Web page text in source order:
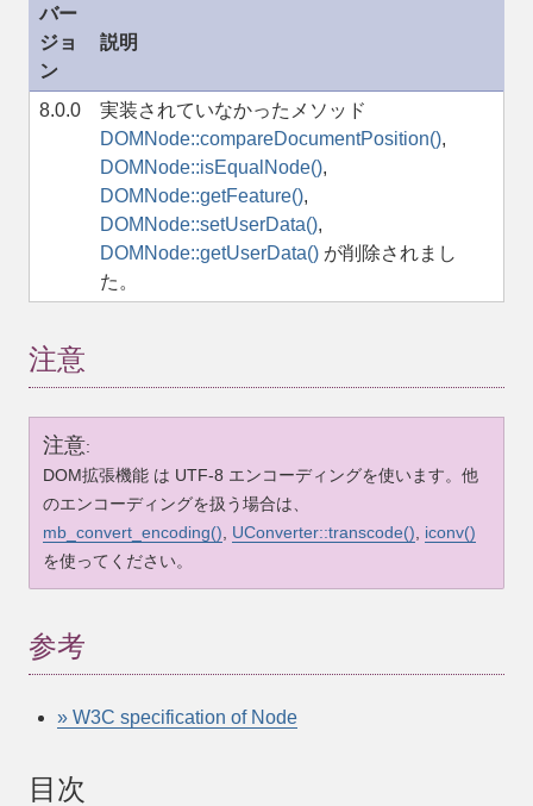
バー
ジョ
ン
説明
8.0.0
実装されていなかったメソッド
DOMNode::compareDocumentPosition(),
DOMNode::isEqualNode(),
DOMNode::getFeature(),
DOMNode::setUserData(),
DOMNode::getUserData() が削除されまし
た。
注意
注意:
DOM拡張機能 は UTF-8 エンコーディングを使います。他
のエンコーディングを扱う場合は、
mb_convert_encoding()
UConverter::transcode()
iconv()
を使ってください。
参考
» W3C specification of Node
目次